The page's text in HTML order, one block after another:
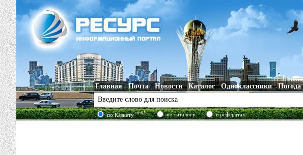
Главная Почта Новости Каталог Одноклассники Погода
по Казнетуnew! по каталогу в рефератах